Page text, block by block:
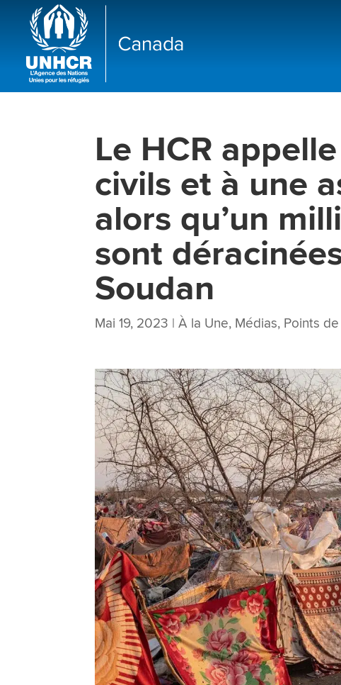
Le HCR
civils et à une
alors qu’un
sont
Soudan
Mai 19, 2023 |À la Une, Médias, Points